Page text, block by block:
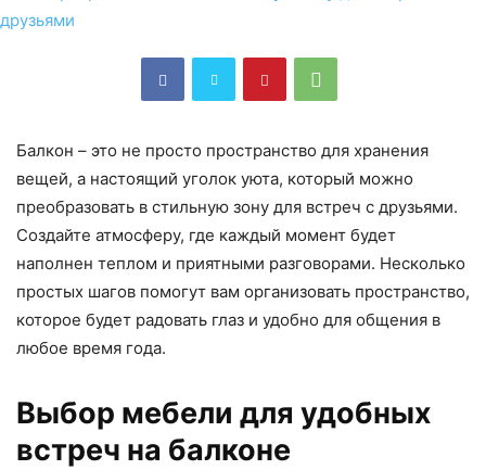
Балкон – это не просто пространство для хранения
вещей, а настоящий уголок уюта, который можно
преобразовать в стильную зону для встреч с друзьями.
Создайте атмосферу, где каждый момент будет
наполнен теплом и приятными разговорами. Несколько
простых шагов помогут вам организовать пространство,
которое будет радовать глаз и удобно для общения в
любое время года.
Выбор мебели для удобных
встреч на балконе